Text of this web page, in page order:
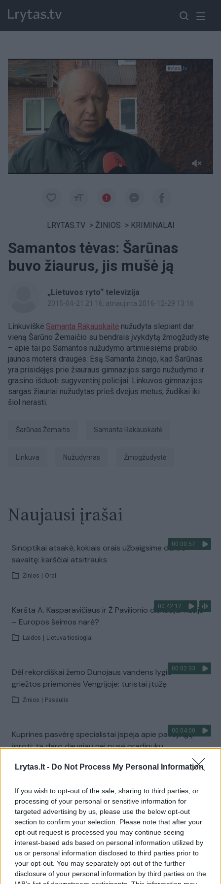
Lrytas.lt - Do Not Process My Personal Information
If you wish to opt-out of the sale, sharing to third parties, or
processing of your personal or sensitive information for
targeted advertising by us, please use the below opt-out
section to confirm your selection. Please note that after your
opt-out request is processed you may continue seeing
interest-based ads based on personal information utilized by
us or personal information disclosed to third parties prior to
your opt-out. You may separately opt-out of the further
disclosure of your personal information by third parties on the
Paremkite Ukrainą
LRYTAS.TV > ŽINIOS > KRIMINALAI
Samantos tėvas: Šarūnas
buvo žiaurus, jis mušė ją
„Lietuvos ryto“ televizija
2015-04-21 21:16, atnaujinta 2016-12-29 13:16
Linkuviškė Samanta Rakauskaitė nužudyta slepiant dar
vieną Šarūno Žemaičio su bendrais įvykdytą žmogžudystę
– apie tai po Samantos nužudymo artimiesiems prabilo
jaunos moters draugės. Esą Samanta žinojo, kad Šarūnas
yra prisidėjęs prie žiauraus gimnazijos sargo nužudymo ir
grasino išduoti sugyventinį policijai. Linkuvos gimnazijos
sargas žiauriai nužudytas prieš dvejus metus, žudikai iki
šiol nerasti.
Šarūnas Žemaitis Samanta Rakauskaitė
Linkuva nužudymas Žmogžudystė
Naujausi įrašai
00:00:57
Sinoptikai atsakė, kokiais orais užbaigsime darbo
savaitę: karščiai atsitrauks
Žinios Orai
00:42:12
Karšta A. Kasparavičiaus ir Ž Pavilionio diskusija: Rusija
– Europos šeimos narė?
Laidos Lietuva tiesiogiai
00:02:33
Dėl rekordiškai žemo Dunojaus vandens lygio –
griežtos priemonės Vengrijoje: turistai įtūžę
Žinios Pasaulis
00:04:00
Kuprines pasvėrę specialistai įspėja apie pavojingą
įprotį: tą daro daugiau nei pusė pradinukų
| Lietuvos diena
Visi įrašai
Žiūrimiausi įrašai
00:00:30
Vaizdai iš tragiškos avarijos Vilniaus r.: dviejų moterų ir